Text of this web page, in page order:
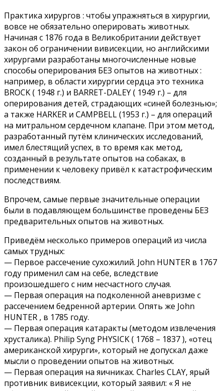
Практика хирургов : чтобы упражняться в хирургии,
вовсе не обязательно оперировать животных.
Начиная с 1876 года в Великобритании действует
закон об ограничении вивисекции, но английскими
хирургами разработаны многочисленные новые
способы оперирования БЕЗ опытов на животных :
например, в области хирургии сердца это техника
BROCK ( 1948 г.) и BARRET-DALEY ( 1949 г.) – для
оперирования детей, страдающих «синей болезнью»;
а также HARKER и CAMPBELL (1953 г.) – для операций
на митральном сердечном клапане. При этом метод,
разработанный путём клинических исследований,
имел блестящий успех, в то время как метод,
созданный в результате опытов на собаках, в
применении к человеку привёл к катастрофическим
последствиям.
Впрочем, самые первые значительные операции
были в подавляющем большинстве проведены БЕЗ
предварительных опытов на животных.
Приведём несколько примеров операций из числа
самых трудных:
— Первое рассечение сухожилий. John HUNTER в 1767
году применил сам на себе, вследствие
произошедшего с ним несчастного случая.
— Первая операция на подколенной аневризме с
рассечением бедренной артерии. Опять же John
HUNTER , в 1785 году.
— Первая операция катаракты (методом извлечения
хрусталика). Philip Syng PHYSICK ( 1768 – 1837 ), «отец
американской хирурги», который не допускал даже
мысли о проведении опытов на животных.
— Первая операция на яичниках. Charles CLAY, ярый
противник вивисекции, который заявил: « Я не